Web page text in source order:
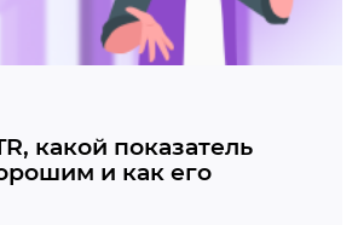
какой показатель
и как его